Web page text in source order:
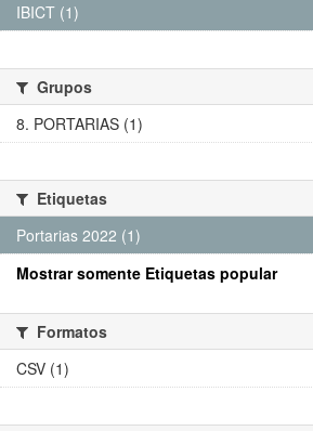
IBICT (1)
Grupos
8. PORTARIAS (1)
Etiquetas
Portarias 2022 (1)
Mostrar somente Etiquetas popular
Formatos
CSV (1)